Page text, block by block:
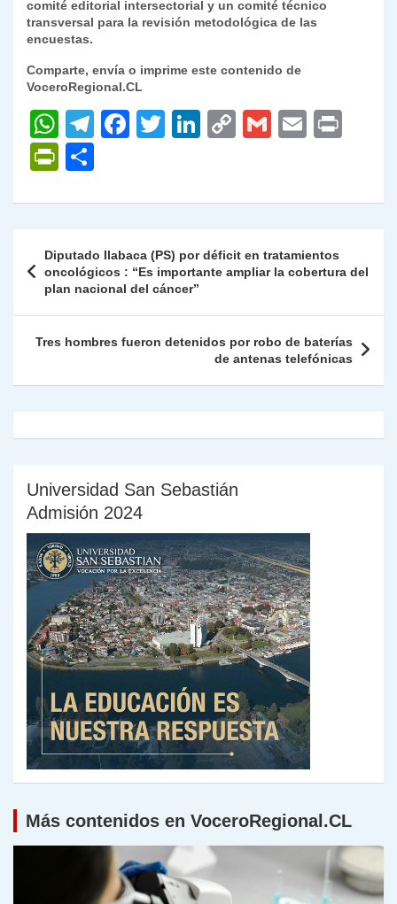
comité editorial intersectorial y un comité técnico
transversal para la revisión metodológica de las
encuestas.
Comparte, envía o imprime este contenido de
VoceroRegional.CL
W
h
at
s
p
p
T
gr
m
F
e
o
o
k
T
er
Li
e
n
C
y
n
G
l
E
l
P
nt
ie
n
dl
y
m
p
ar
tir
de
entradas
Diputado Ilabaca (PS) por déficit en tratamientos
oncológicos : “Es importante ampliar la cobertura del
plan nacional del cáncer”
Tres hombres fueron detenidos por robo de baterías
de antenas telefónicas
Universidad San Sebastián
Admisión 2024
Más contenidos en VoceroRegional.CL